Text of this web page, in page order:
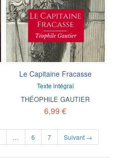
Le Capitaine Fracasse
Texte intégral
THÉOPHILE GAUTIER
6,99 €
6 7 Suivant →